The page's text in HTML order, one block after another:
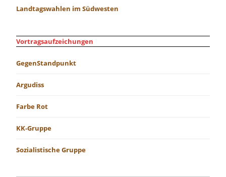
Landtagswahlen im Südwesten
Vortragsaufzeichungen
GegenStandpunkt
Argudiss
Farbe Rot
KK-Gruppe
Sozialistische Gruppe